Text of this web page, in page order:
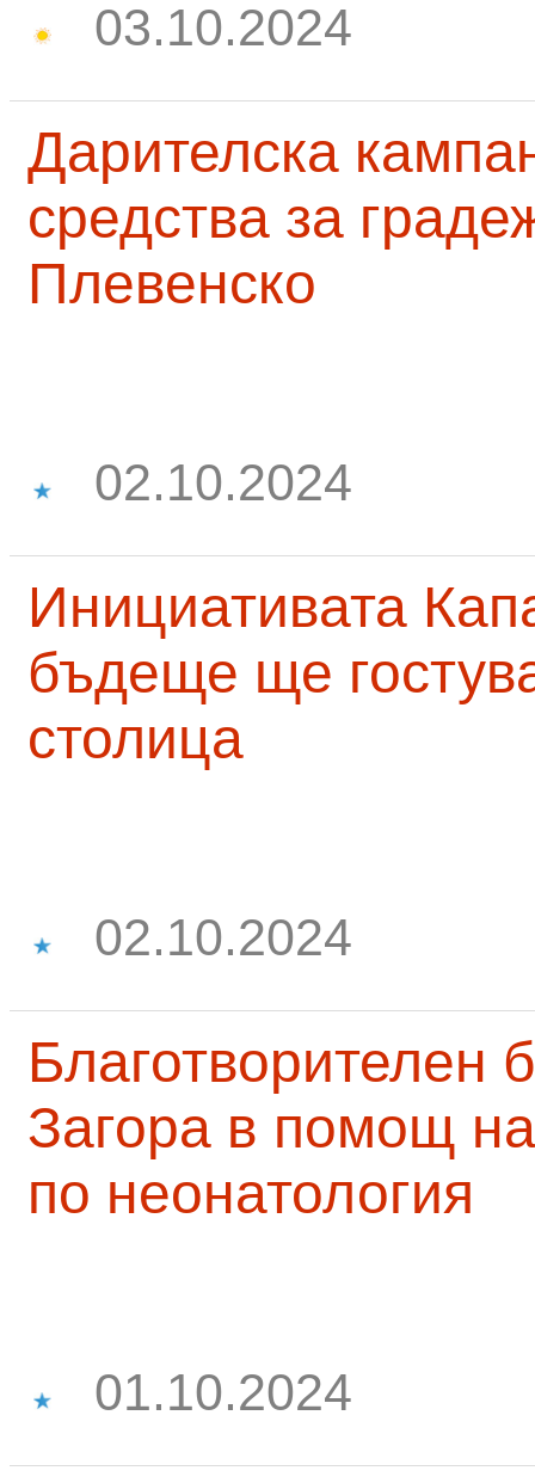
03.10.2024
Дарителска
средства за
Плевенско
02.10.2024
Инициативата
бъдеще ще
столица
02.10.2024
Благотворителен
Загора в помощ
по неонатология
01.10.2024